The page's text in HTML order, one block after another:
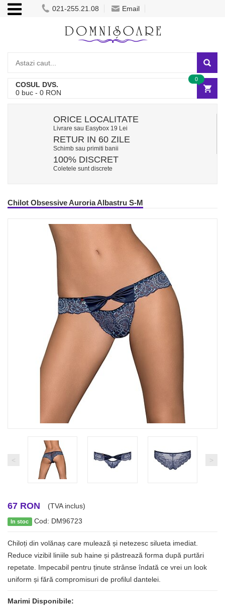
021-255.21.08 Email
COSUL DVS.
0 buc - 0 RON
0
ORICE LOCALITATE
Livrare sau Easybox 19 Lei
RETUR IN 60 ZILE
Schimb sau primiti banii
100% DISCRET
Coletele sunt discrete
Chilot Obsessive Auroria Albastru S-M
< >
67 RON (TVA inclus)
In stoc Cod: DM96723
Chiloți din volănaș care mulează și netezesc silueta imediat.
Reduce vizibil liniile sub haine și păstrează forma după purtări
repetate. Impecabil pentru ținute strânse îndată ce vrei un look
uniform și fără compromisuri de profilul dantelei.
Marimi Disponibile: